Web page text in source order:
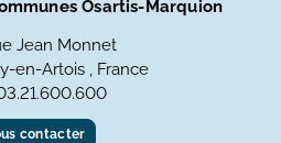
Osartis-Marquion
Jean Monnet
en-Artois , France
contacter